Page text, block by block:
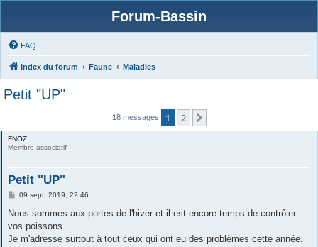
Forum-Bassin
FAQ
Index du forum Faune Maladies
Petit "UP"
18 messages 1 2
FNOZ
Membre associatif
Petit "UP"
M
s
a
g
09 sept. 2019, 22:46
Nous sommes aux portes de l'hiver et il est encore temps de contrôler
vos poissons.
Je m'adresse surtout à tout ceux qui ont eu des problèmes cette année.